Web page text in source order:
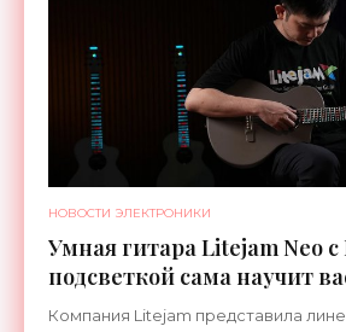
НОВОСТИ ЭЛЕКТРОНИКИ
Умная гитара Litejam Neo с
подсветкой сама научит
«Гаджеты»
Компания Litejam представила